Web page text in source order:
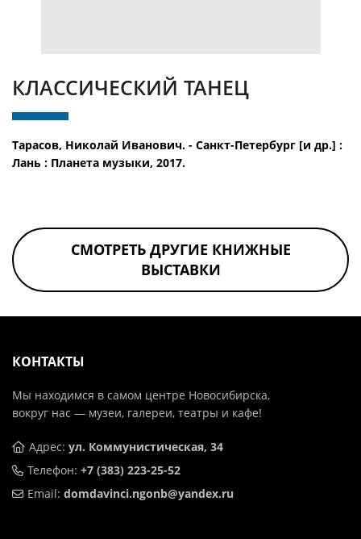
КЛАССИЧЕСКИЙ ТАНЕЦ
Тарасов, Николай Иванович. - Санкт-Петербург [и др.] :
Лань : Планета музыки, 2017.
СМОТРЕТЬ ДРУГИЕ КНИЖНЫЕ
ВЫСТАВКИ
КОНТАКТЫ
Мы находимся в самом центре Новосибирска,
вокруг нас — музеи, галереи, театры и кафе!
Адрес: ул. Коммунистическая, 34
Телефон: +7 (383) 223-25-52
Email: domdavinci.ngonb@yandex.ru